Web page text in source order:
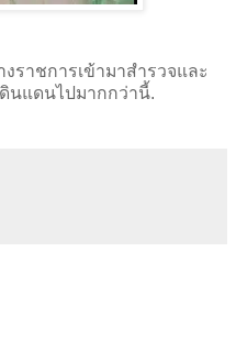
ราชการเข้ามาสำรวจและ
นแดนไปมากกว่านี้.